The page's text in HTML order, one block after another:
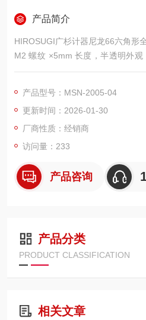
产品简介
HIROSUGI广杉计器尼龙66六角形
M2 螺纹 ×5mm 长度，半透明外观
角设计便于工具操作，全螺纹可两
防短路与元器件精准支撑，提升装
产品型号：MSN-2005-04
更新时间：2026-01-30
厂商性质：经销商
访问量：233
产品咨询
产品分类
PRODUCT CLASSIFICATION
相关文章